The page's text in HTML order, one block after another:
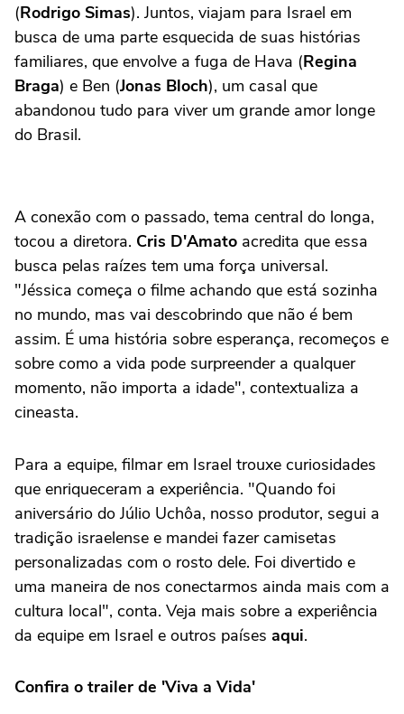
(Rodrigo Simas). Juntos, viajam para Israel em
busca de uma parte esquecida de suas histórias
familiares, que envolve a fuga de Hava (Regina
Braga) e Ben (Jonas Bloch), um casal que
abandonou tudo para viver um grande amor longe
do Brasil.
A conexão com o passado, tema central do longa,
tocou a diretora. Cris D'Amato acredita que essa
busca pelas raízes tem uma força universal.
"Jéssica começa o filme achando que está sozinha
no mundo, mas vai descobrindo que não é bem
assim. É uma história sobre esperança, recomeços e
sobre como a vida pode surpreender a qualquer
momento, não importa a idade", contextualiza a
cineasta.
Para a equipe, filmar em Israel trouxe curiosidades
que enriqueceram a experiência. "Quando foi
aniversário do Júlio Uchôa, nosso produtor, segui a
tradição israelense e mandei fazer camisetas
personalizadas com o rosto dele. Foi divertido e
uma maneira de nos conectarmos ainda mais com a
cultura local", conta. Veja mais sobre a experiência
da equipe em Israel e outros países aqui.
Confira o trailer de 'Viva a Vida'